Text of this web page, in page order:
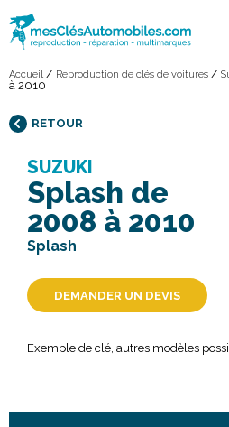
Accueil / Reproduction de clés de voitures /
à 2010
RETOUR
SUZUKI
Splash de
2008 à 2010
Splash
DEMANDER UN DEVIS
Exemple de clé, autres modèles